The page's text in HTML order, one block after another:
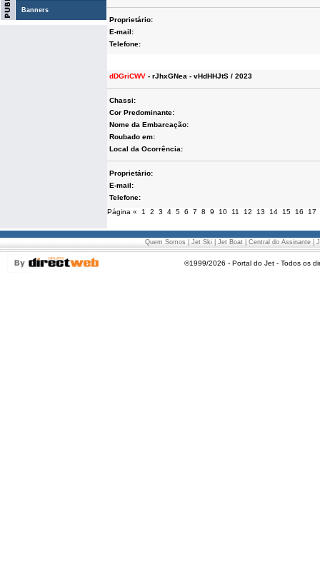
Banners
Proprietário:
E-mail:
Telefone:
dDGriCWV - rJhxGNea - vHdHHJtS / 2023
Chassi:
Cor Predominante:
Nome da Embarcação:
Roubado em:
Local da Ocorrência:
Proprietário:
E-mail:
Telefone:
Página « 1 2 3 4 5 6 7 8 9 10 11 12 13 14 15 16 17
Quem Somos Jet Ski Jet Boat Central do Assinante
©1999/2026 - Portal do Jet - Todos os